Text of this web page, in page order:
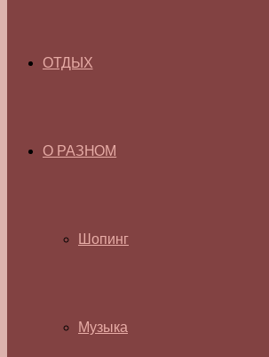
ОТДЫХ
О РАЗНОМ
Шопинг
Музыка